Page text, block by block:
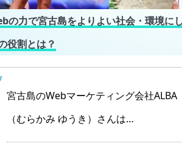
の力で宮古島をよりよい社会・環境に
役割とは？
宮古島のWebマーケティング会社
（むらかみ ゆうき）さんは…